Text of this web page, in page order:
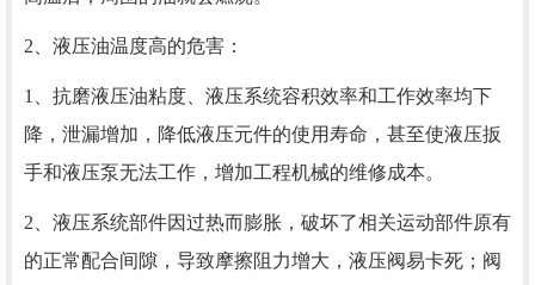
2、液压油温度高的危害：
1、抗磨液压油粘度、液压系统容积效率和工作效率均下
降，泄漏增加，降低液压元件的使用寿命，甚至使液压扳
手和液压泵无法工作，增加工程机械的维修成本。
2、液压系统部件因过热而膨胀，破坏了相关运动部件原有
的正常配合间隙，导致摩擦阻力增大，液压阀易卡死；阀